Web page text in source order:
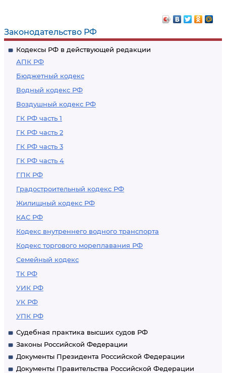
Законодательство РФ
Кодексы РФ в действующей редакции
АПК РФ
Бюджетный кодекс
Водный кодекс РФ
Воздушный кодекс РФ
ГК РФ часть 1
ГК РФ часть 2
ГК РФ часть 3
ГК РФ часть 4
ГПК РФ
Градостроительный кодекс РФ
Жилищный кодекс РФ
КАС РФ
Кодекс внутреннего водного транспорта
Кодекс торгового мореплавания РФ
Семейный кодекс
ТК РФ
УИК РФ
УК РФ
УПК РФ
Судебная практика высших судов РФ
Законы Российской Федерации
Документы Президента Российской Федерации
Документы Правительства Российской Федерации